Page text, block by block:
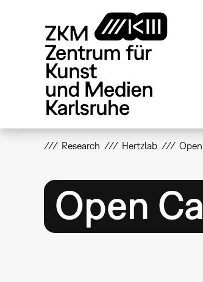
Research Hertzlab
Open